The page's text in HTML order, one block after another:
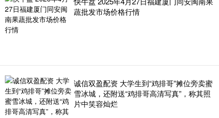
蔬批发市场价格行情
诚信双盈配资 大学生到“鸡排哥”摊位旁卖蜜
雪冰城，还附送“鸡排哥高清写真”，称其照
片中笑容灿烂